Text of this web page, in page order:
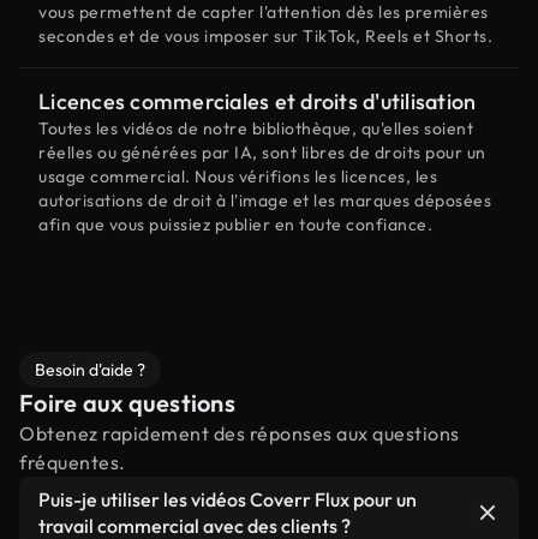
vous permettent de capter l'attention dès les premières
secondes et de vous imposer sur TikTok, Reels et Shorts.
Licences commerciales et droits d'utilisation
Toutes les vidéos de notre bibliothèque, qu'elles soient
réelles ou générées par IA, sont libres de droits pour un
usage commercial. Nous vérifions les licences, les
autorisations de droit à l'image et les marques déposées
afin que vous puissiez publier en toute confiance.
Besoin d'aide ?
Foire aux questions
Obtenez rapidement des réponses aux questions
fréquentes.
Puis-je utiliser les vidéos Coverr Flux pour un
travail commercial avec des clients ?